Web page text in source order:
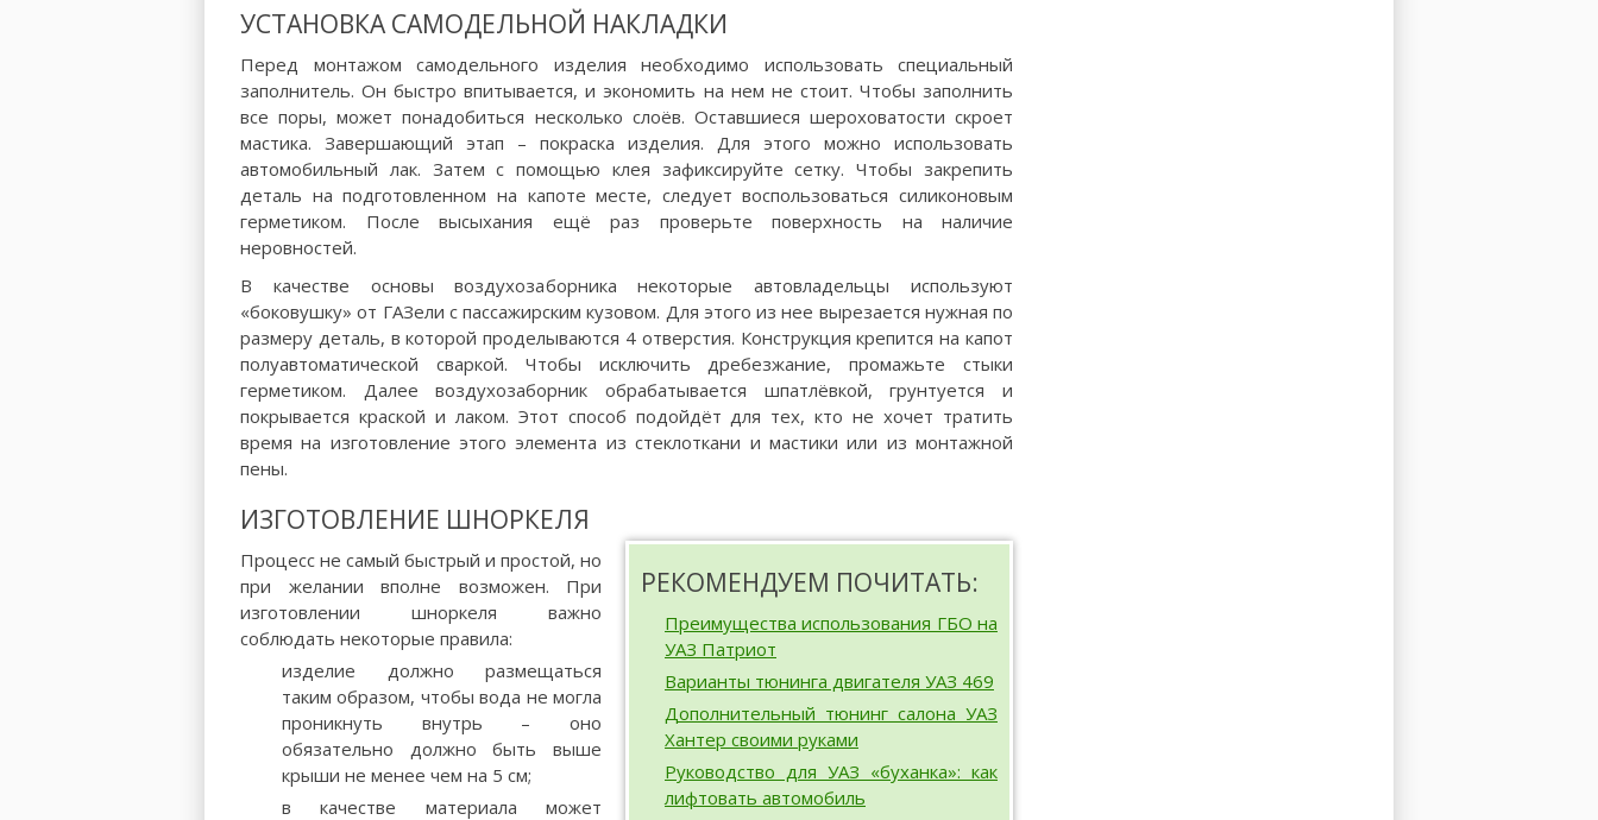
УСТАНОВКА САМОДЕЛЬНОЙ НАКЛАДКИ
Перед монтажом самодельного изделия необходимо использовать специальный
заполнитель. Он быстро впитывается, и экономить на нем не стоит. Чтобы заполнить
все поры, может понадобиться несколько слоёв. Оставшиеся шероховатости скроет
мастика. Завершающий этап – покраска изделия. Для этого можно использовать
автомобильный лак. Затем с помощью клея зафиксируйте сетку. Чтобы закрепить
деталь на подготовленном на капоте месте, следует воспользоваться силиконовым
герметиком. После высыхания ещё раз проверьте поверхность на наличие
неровностей.
В качестве основы воздухозаборника некоторые автовладельцы используют
«боковушку» от ГАЗели с пассажирским кузовом. Для этого из нее вырезается нужная по
размеру деталь, в которой проделываются 4 отверстия. Конструкция крепится на капот
полуавтоматической сваркой. Чтобы исключить дребезжание, промажьте стыки
герметиком. Далее воздухозаборник обрабатывается шпатлёвкой, грунтуется и
покрывается краской и лаком. Этот способ подойдёт для тех, кто не хочет тратить
время на изготовление этого элемента из стеклоткани и мастики или из монтажной
пены.
ИЗГОТОВЛЕНИЕ ШНОРКЕЛЯ
РЕКОМЕНДУЕМ ПОЧИТАТЬ:
Преимущества использования ГБО на
УАЗ Патриот
Варианты тюнинга двигателя УАЗ 469
Дополнительный тюнинг салона УАЗ
Хантер своими руками
Руководство для УАЗ «буханка»: как
лифтовать автомобиль
Процесс не самый быстрый и простой, но
при желании вполне возможен. При
изготовлении шноркеля важно
соблюдать некоторые правила:
изделие должно размещаться
таким образом, чтобы вода не могла
проникнуть внутрь – оно
обязательно должно быть выше
крыши не менее чем на 5 см;
в качестве материала может